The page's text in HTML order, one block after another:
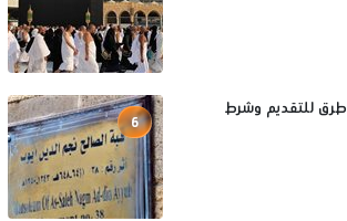
حج القرعة 2027.. 3 طرق للتقديم وشرط
6